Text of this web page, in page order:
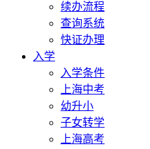
续办流程
查询系统
快证办理
入学
入学条件
上海中考
幼升小
子女转学
上海高考